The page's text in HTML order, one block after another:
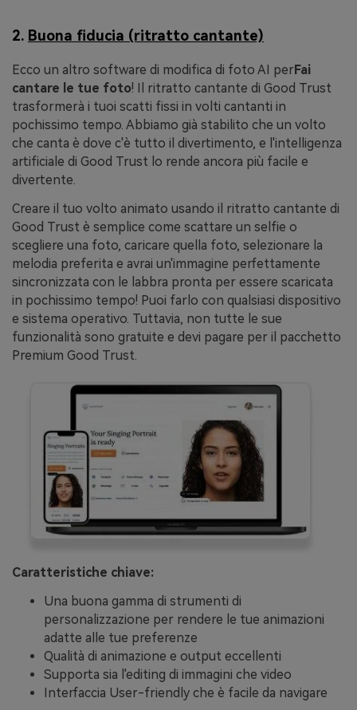
2. Buona fiducia (ritratto cantante)
Ecco un altro software di modifica di foto AI perFai
cantare le tue foto! Il ritratto cantante di Good Trust
trasformerà i tuoi scatti fissi in volti cantanti in
pochissimo tempo. Abbiamo già stabilito che un volto
che canta è dove c'è tutto il divertimento, e l'intelligenza
artificiale di Good Trust lo rende ancora più facile e
divertente.
Creare il tuo volto animato usando il ritratto cantante di
Good Trust è semplice come scattare un selfie o
scegliere una foto, caricare quella foto, selezionare la
melodia preferita e avrai un'immagine perfettamente
sincronizzata con le labbra pronta per essere scaricata
in pochissimo tempo! Puoi farlo con qualsiasi dispositivo
e sistema operativo. Tuttavia, non tutte le sue
funzionalità sono gratuite e devi pagare per il pacchetto
Premium Good Trust.
Caratteristiche chiave:
Una buona gamma di strumenti di
personalizzazione per rendere le tue animazioni
adatte alle tue preferenze
Qualità di animazione e output eccellenti
Supporta sia l'editing di immagini che video
Interfaccia User-friendly che è facile da navigare